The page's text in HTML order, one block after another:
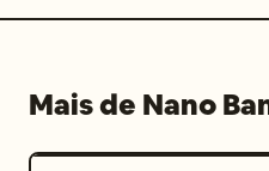
Mais de Nano